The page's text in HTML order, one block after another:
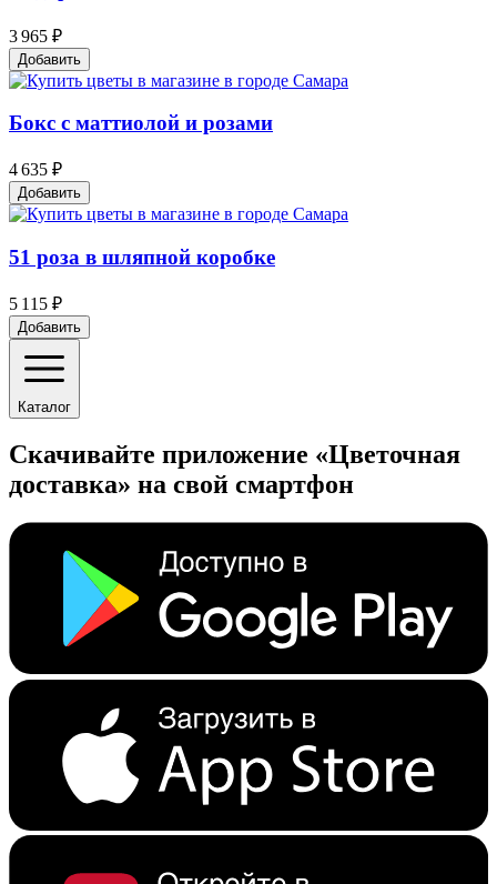
3 965 ₽
Добавить
Бокс с маттиолой и розами
4 635 ₽
Добавить
51 роза в шляпной коробке
5 115 ₽
Добавить
Каталог
Скачивайте приложение «Цветочная
доставка» на свой смартфон